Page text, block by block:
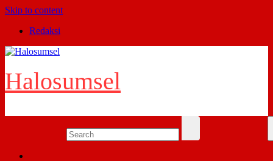
Skip to content
Redaksi
Halosumsel